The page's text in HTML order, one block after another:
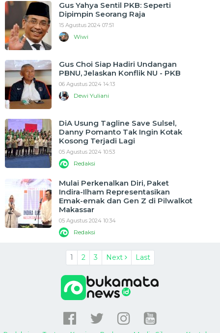
Gus Yahya Sentil PKB: Seperti
Dipimpin Seorang Raja
15 Agustus 2024 07:51
Wiwi
Gus Choi Siap Hadiri Undangan
PBNU, Jelaskan Konflik NU - PKB
06 Agustus 2024 14:13
Dewi Yuliani
DiA Usung Tagline Save Sulsel,
Danny Pomanto Tak Ingin Kotak
Kosong Terjadi Lagi
05 Agustus 2024 10:53
Redaksi
Mulai Perkenalkan Diri, Paket
Indira-Ilham Representasikan
Emak-emak dan Gen Z di Pilwalkot
Makassar
05 Agustus 2024 10:34
Redaksi
1 2 3 Next Last